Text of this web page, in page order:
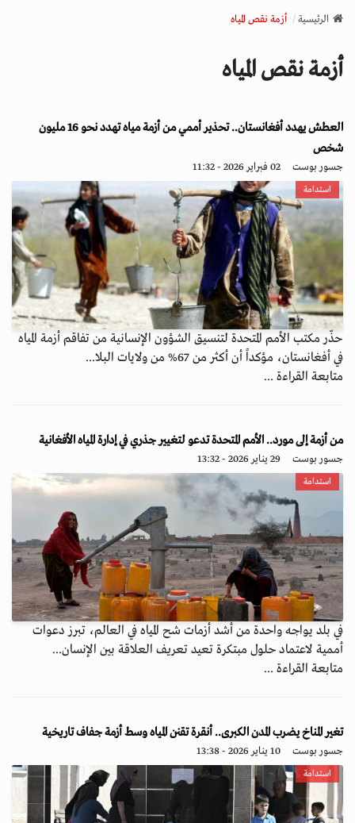
v
a
o
n
الرئيسية أزمة نقص المياه
أزمة نقص المياه
العطش يهدد أفغانستان.. تحذير أممي من أزمة مياه تهدد نحو 16 مليون
شخص
جسور بوست 02 فبراير 2026 - 11:32
استدامة
حذّر مكتب الأمم المتحدة لتنسيق الشؤون الإنسانية من تفاقم أزمة المياه
في أفغانستان، مؤكداً أن أكثر من 67% من ولايات البلا...
متابعة القراءة ...
من أزمة إلى مورد.. الأمم المتحدة تدعو لتغيير جذري في إدارة المياه الأفغانية
جسور بوست 29 يناير 2026 - 13:32
استدامة
في بلد يواجه واحدة من أشد أزمات شح المياه في العالم، تبرز دعوات
أممية لاعتماد حلول مبتكرة تعيد تعريف العلاقة بين الإنسان...
متابعة القراءة ...
تغير المناخ يضرب المدن الكبرى.. أنقرة تقنن المياه وسط أزمة جفاف تاريخية
جسور بوست 10 يناير 2026 - 13:38
استدامة